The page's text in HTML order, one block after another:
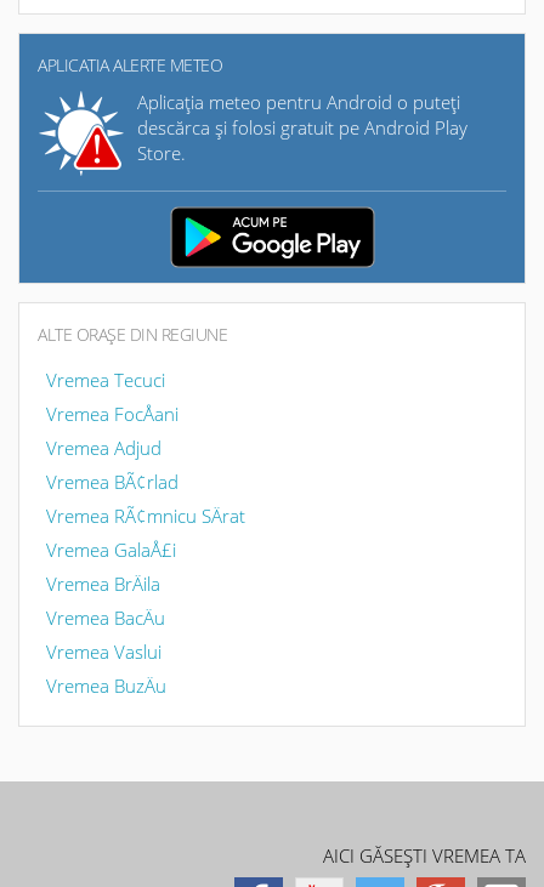
APLICATIA ALERTE METEO
Aplicaţia meteo pentru Android o puteţi
descărca şi folosi gratuit pe Android Play
Store.
ALTE ORAŞE DIN REGIUNE
Vremea Tecuci
Vremea FocÅani
Vremea Adjud
Vremea BÃ¢rlad
Vremea RÃ¢mnicu SÄrat
Vremea GalaÅ£i
Vremea BrÄila
Vremea BacÄu
Vremea Vaslui
Vremea BuzÄu
AICI GĂSEŞTI VREMEA TA